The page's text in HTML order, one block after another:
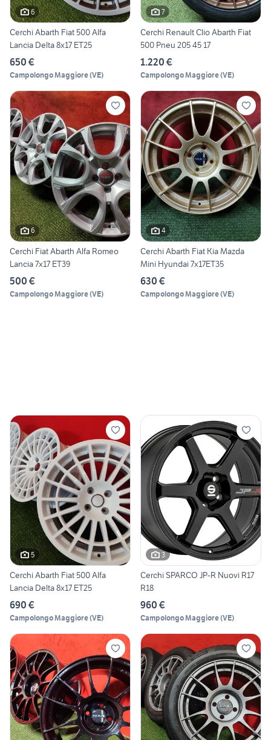
6
Cerchi Abarth Fiat 500 Alfa
Lancia Delta 8x17 ET25
650 €
Campolongo Maggiore(VE)
7
Cerchi Renault Clio Abarth Fiat
500 Pneu 205 45 17
1.220 €
Campolongo Maggiore(VE)
6
Cerchi Fiat Abarth Alfa Romeo
Lancia 7x17 ET39
500 €
Campolongo Maggiore(VE)
4
Cerchi Abarth Fiat Kia Mazda
Mini Hyundai 7x17ET35
630 €
Campolongo Maggiore(VE)
5
Cerchi Abarth Fiat 500 Alfa
Lancia Delta 8x17 ET25
690 €
Campolongo Maggiore(VE)
3
Cerchi SPARCO JP-R Nuovi R17
R18
960 €
Campolongo Maggiore(VE)